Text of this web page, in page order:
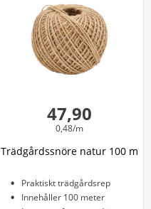
47,90
0,48/m
Trädgårdssnöre natur 100 m
Praktiskt trädgårdsrep
Innehåller 100 meter